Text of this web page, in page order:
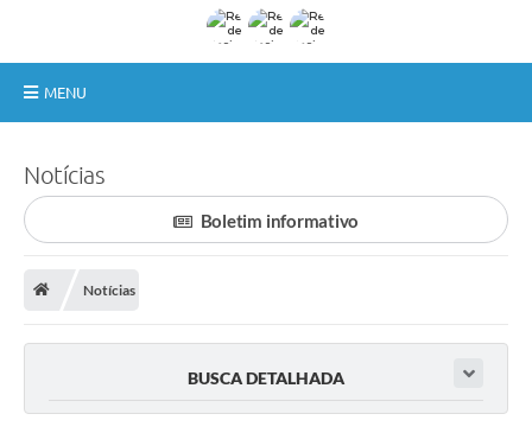
MENU
Administração
Secretarias
Links importantes
Horários e itinerários dos ônibus urbanos de São Pedro
Notícias
Boletim informativo
Notícias
BUSCA DETALHADA